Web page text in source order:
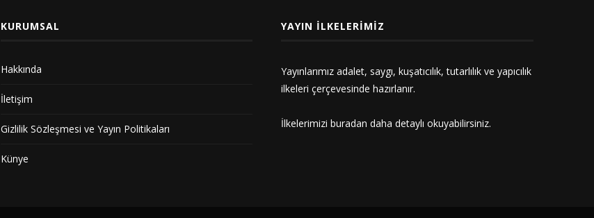
KURUMSAL
Hakkında
İletişim
Gizlilik Sözleşmesi ve Yayın Politikaları
Künye
YAYIN İLKELERIMIZ
Yayınlarımız adalet, saygı, kuşatıcılık, tutarlılık ve yapıcılık
ilkeleri çerçevesinde hazırlanır.
İlkelerimiziburadan daha detaylı okuyabilirsiniz.